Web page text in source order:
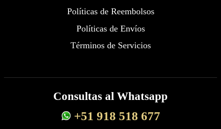
Políticas de Reembolsos
Políticas de Envíos
Términos de Servicios
Consultas al Whatsapp
+51 918 518 677